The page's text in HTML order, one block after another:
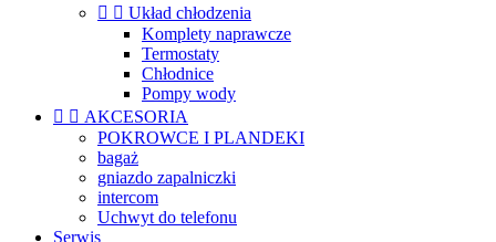
  Układ chłodzenia
Komplety naprawcze
Termostaty
Chłodnice
Pompy wody
  AKCESORIA
POKROWCE I PLANDEKI
bagaż
gniazdo zapalniczki
intercom
Uchwyt do telefonu
Serwis